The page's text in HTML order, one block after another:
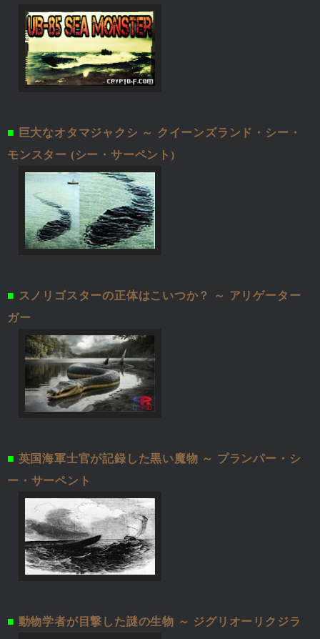
■ 巨大なオタマジャクシ ～ クイーンズランド・シー・
モンスター (シー・サーペント)
■ スノリゴスターの正体はこいつか？ ～ アリゲーター
ガー
■ 英国海軍士官が記録した黒い魔物 ～ プランパー・シ
ー・サーペント
■ 動物学者が目撃した謎の生物 ～ ジグリオーリクジラ